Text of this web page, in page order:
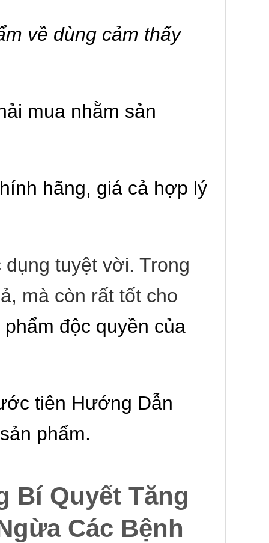
về dùng cảm thấy
mua nhằm sản
hãng, giá cả hợp lý
tuyệt vời. Trong
mà còn rất tốt cho
độc quyền của
tiên Hướng Dẫn
phẩm.
Bí Quyết Tăng
Các Bệnh